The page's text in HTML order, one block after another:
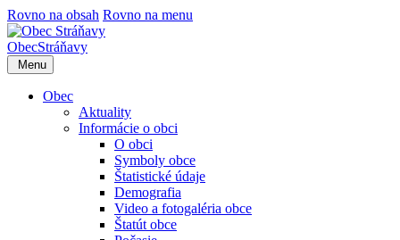
Rovno na obsah Rovno na menu
ObecStráňavy
Menu
Obec
Aktuality
Informácie o obci
O obci
Symboly obce
Štatistické údaje
Demografia
Video a fotogaléria obce
Štatút obce